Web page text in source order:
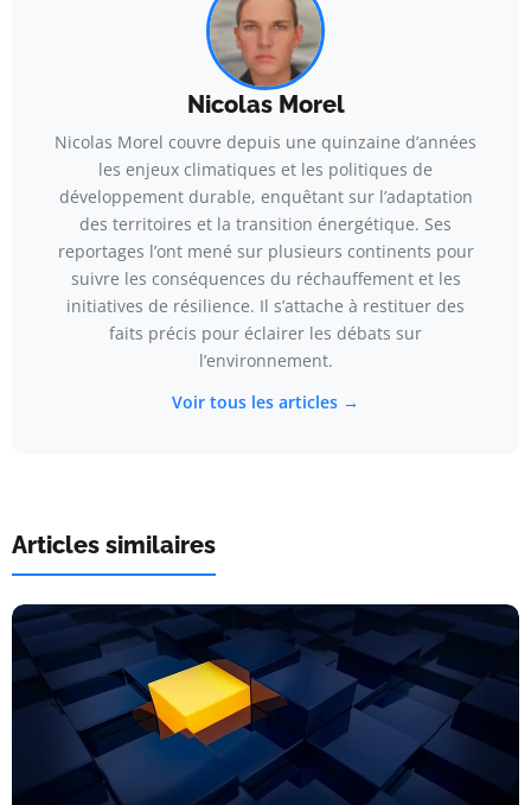
Nicolas Morel
Nicolas Morel couvre depuis une quinzaine d’années
les enjeux climatiques et les politiques de
développement durable, enquêtant sur l’adaptation
des territoires et la transition énergétique. Ses
reportages l’ont mené sur plusieurs continents pour
suivre les conséquences du réchauffement et les
initiatives de résilience. Il s’attache à restituer des
faits précis pour éclairer les débats sur
l’environnement.
Voir tous les articles →
Articles similaires